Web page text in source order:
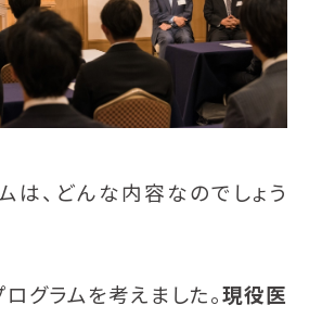
は、どんな内容なのでしょう
ログラムを考えました。現役医